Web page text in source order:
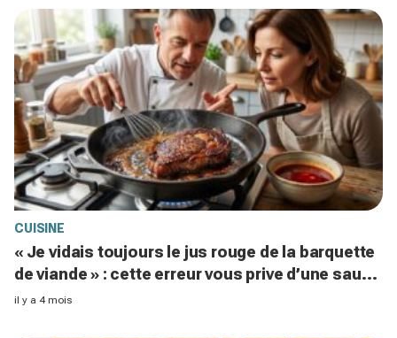
CUISINE
« Je vidais toujours le jus rouge de la barquette
de viande » : cette erreur vous prive d’une sauce
de chef
il y a 4 mois